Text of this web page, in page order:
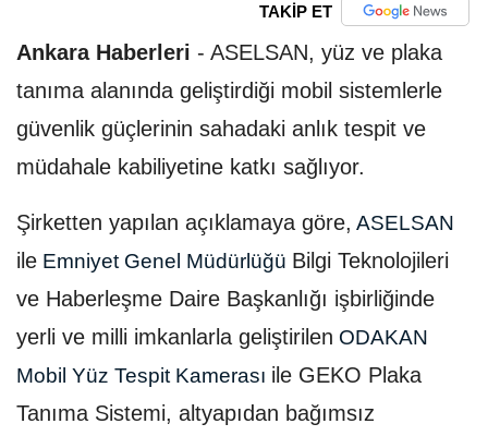
TAKİP ET
Ankara Haberleri - ASELSAN, yüz ve plaka
tanıma alanında geliştirdiği mobil sistemlerle
güvenlik güçlerinin sahadaki anlık tespit ve
müdahale kabiliyetine katkı sağlıyor.
Şirketten yapılan açıklamaya göre, ASELSAN
ile Emniyet Genel Müdürlüğü Bilgi Teknolojileri
ve Haberleşme Daire Başkanlığı işbirliğinde
yerli ve milli imkanlarla geliştirilen ODAKAN
Mobil Yüz Tespit Kamerası ile GEKO Plaka
Tanıma Sistemi, altyapıdan bağımsız